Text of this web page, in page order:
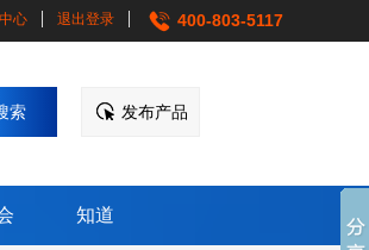
心 退出登录 400-803-5117
发布产品
知道